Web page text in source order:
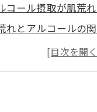
コール摂取が肌荒
れとアルコールの
酒が引き起こす肌バ
コールでニキビが